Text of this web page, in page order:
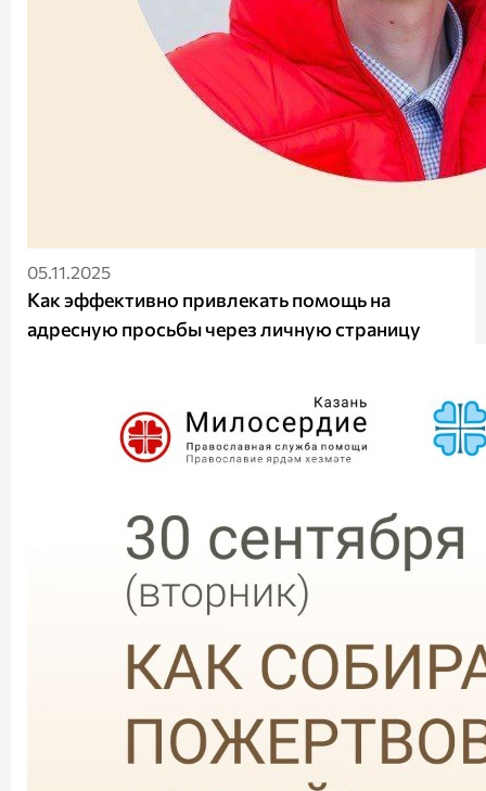
05.11.2025
Как эффективно привлекать помощь на
адресную просьбы через личную страницу